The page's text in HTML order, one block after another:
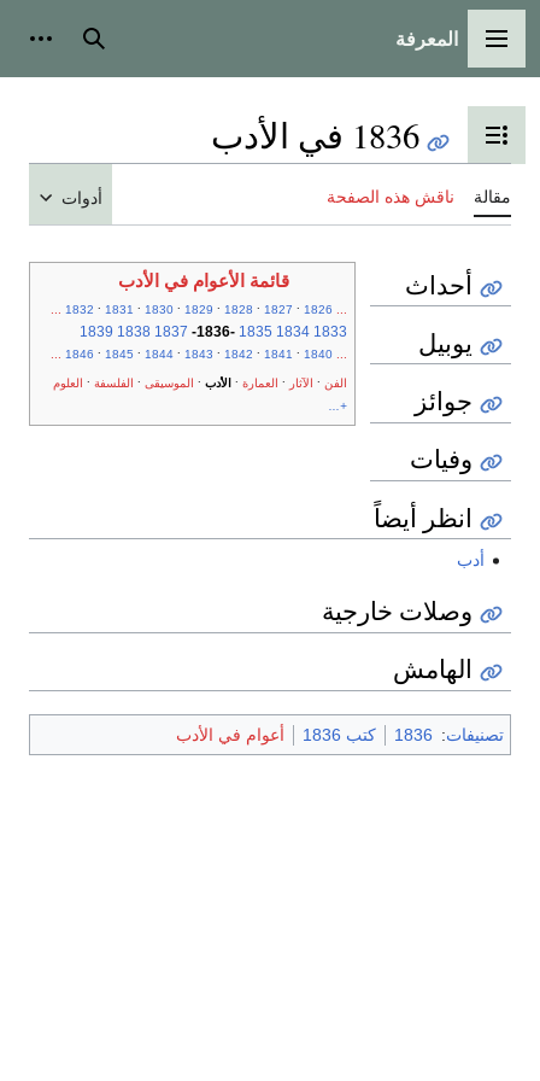
القائمة الرئيسية
المعرفة بحث
تبديل عرض جدول المحتويات
1836 في الأدب
مقالة ناقش هذه الصفحة أدوات
قائمة الأعوام في الأدب
...
1826
1827
1828
1829
1830
1831
1832
...
1833
1834
1835
-
1836
-
1837
1838
1839
...
1840
1841
1842
1843
1844
1845
1846
...
الفن الآثار العمارة الأدب الموسيقى الفلسفة
العلوم
+...
أحداث
يوبيل
جوائز
وفيات
انظر أيضاً
أدب
وصلات خارجية
الهامش
تصنيفات:
1836 كتب 1836 أعوام في الأدب